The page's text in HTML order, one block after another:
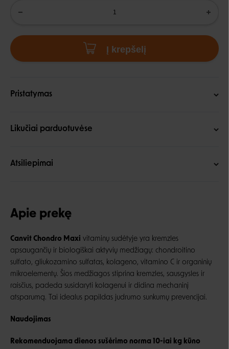
Į krepšelį
Pristatymas
Likučiai parduotuvėse
Atsiliepimai
Apie prekę
Canvit Chondro Maxi vitaminų sudėtyje yra kremzles
apsaugančių ir biologiškai aktyvių medžiagų: chondroitino
sulfato, gliukozamino sulfatas, kolageno, vitamino C ir organinių
mikroelementų. Šios medžiagos stiprina kremzles, sausgysles ir
raisčius, padeda susidaryti kolagenui ir didina mechaninį
atsparumą. Tai idealus papildas judrumo sunkumų prevencijai.
Naudojimas
Rekomenduojama dienos sušėrimo norma 10-iai kg kūno